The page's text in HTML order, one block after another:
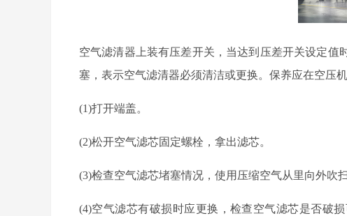
空气滤清器上装有压差开关，当达到压差开关设定
塞，表示空气滤清器必须清洁或更换。保养应在空压
(1)打开端盖。
(2)松开空气滤芯固定螺栓，拿出滤芯。
(3)检查空气滤芯堵塞情况，使用压缩空气从里向外吹
(4)空气滤芯有破损时应更换，检查空气滤芯是否破